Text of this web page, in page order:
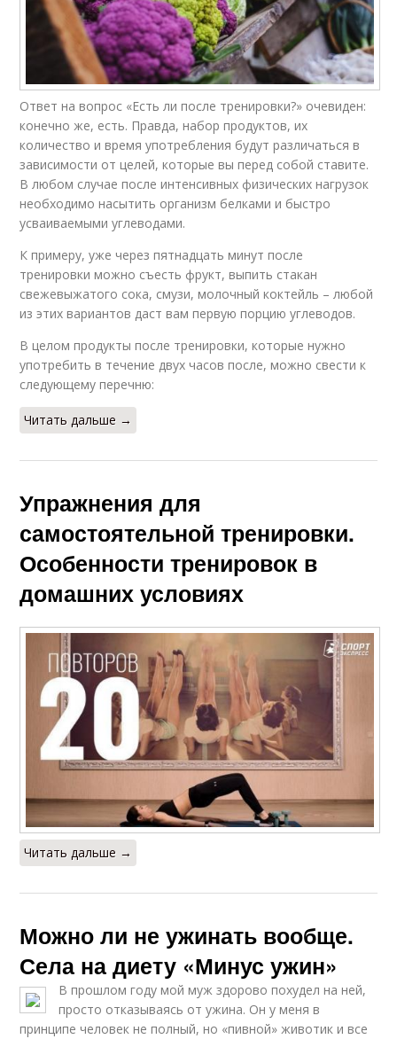
Ответ на вопрос «Есть ли после тренировки?» очевиден:
конечно же, есть. Правда, набор продуктов, их
количество и время употребления будут различаться в
зависимости от целей, которые вы перед собой ставите.
В любом случае после интенсивных физических нагрузок
необходимо насытить организм белками и быстро
усваиваемыми углеводами.
К примеру, уже через пятнадцать минут после
тренировки можно съесть фрукт, выпить стакан
свежевыжатого сока, смузи, молочный коктейль – любой
из этих вариантов даст вам первую порцию углеводов.
В целом продукты после тренировки, которые нужно
употребить в течение двух часов после, можно свести к
следующему перечню:
Читать дальше →
Упражнения для
самостоятельной тренировки.
Особенности тренировок в
домашних условиях
Читать дальше →
Можно ли не ужинать вообще.
Села на диету «Минус ужин»
В прошлом году мой муж здорово похудел на ней,
просто отказываясь от ужина. Он у меня в
принципе человек не полный, но «пивной» животик и все